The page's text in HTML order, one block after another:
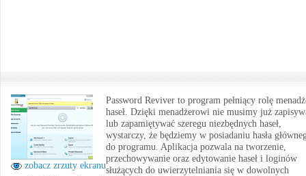
zobacz zrzuty ekranu
Password Reviver to program pełniący rolę
haseł. Dzięki menadżerowi nie musimy już
lub zapamiętywać szeregu niezbędnych haseł,
wystarczy, że będziemy w posiadaniu hasła
do programu. Aplikacja pozwala na tworzenie,
przechowywanie oraz edytowanie haseł i loginów
służących do uwierzytelniania się w dowolnych